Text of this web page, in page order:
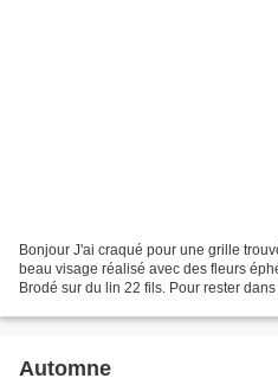
Bonjour J'ai craqué pour une grille
beau visage réalisé avec des fleurs
Brodé sur du lin 22 fils. Pour rester
Automne